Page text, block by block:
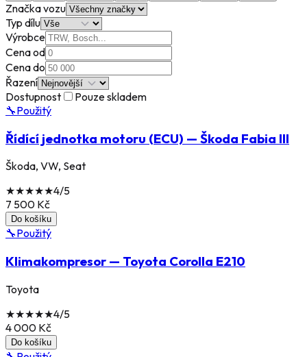
Značka vozu
Typ dílu
Výrobce
Cena od
Cena do
Řazení
Dostupnost
Pouze skladem
🔧Použitý
Řídící jednotka motoru (ECU) — Škoda Fabia III
Škoda, VW, Seat
★★★★★4/5
7 500 Kč
Do košíku
🔧Použitý
Klimakompresor — Toyota Corolla E210
Toyota
★★★★★4/5
4 000 Kč
Do košíku